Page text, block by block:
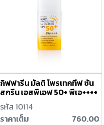
กิฟฟารีน มัลติ โพรเทคทีฟ ซัน
สกรีน เอสพีเอฟ 50+ พีเอ++++
รหัส 10114
ราคาเต็ม
760.00